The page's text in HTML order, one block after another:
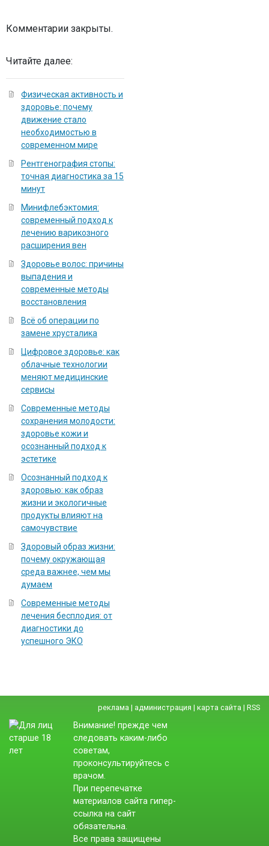
Комментарии закрыты.
Читайте далее:
Физическая активность и
здоровье: почему
движение стало
необходимостью в
современном мире
Рентгенография стопы:
точная диагностика за 15
минут
Минифлебэктомия:
современный подход к
лечению варикозного
расширения вен
Здоровье волос: причины
выпадения и
современные методы
восстановления
Всё об операции по
замене хрусталика
Цифровое здоровье: как
облачные технологии
меняют медицинские
сервисы
Современные методы
сохранения молодости:
здоровье кожи и
осознанный подход к
эстетике
Осознанный подход к
здоровью: как образ
жизни и экологичные
продукты влияют на
самочувствие
Здоровый образ жизни:
почему окружающая
среда важнее, чем мы
думаем
Современные методы
лечения бесплодия: от
диагностики до
успешного ЭКО
реклама | администрация | карта сайта | RSS
Внимание! прежде чем
следовать каким-либо
советам,
проконсультируйтесь с
врачом.
При перепечатке
материалов сайта гипер-
ссылка на сайт
обязательна.
Все права защищены